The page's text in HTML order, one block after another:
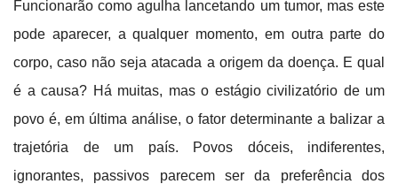
Funcionarão como agulha lancetando um tumor, mas este
pode aparecer, a qualquer momento, em outra parte do
corpo, caso não seja atacada a origem da doença. E qual
é a causa? Há muitas, mas o estágio civilizatório de um
povo é, em última análise, o fator determinante a balizar a
trajetória de um país. Povos dóceis, indiferentes,
ignorantes, passivos parecem ser da preferência dos